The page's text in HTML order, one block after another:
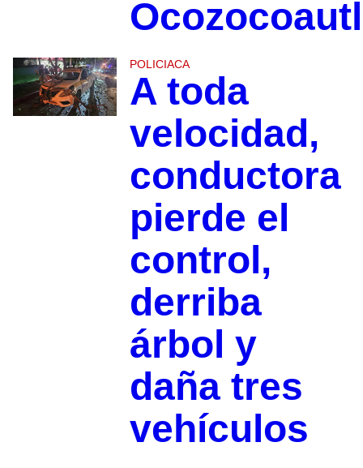
POLICIACA
A toda
velocidad,
conductora
pierde el
control,
derriba
árbol y
daña tres
vehículos